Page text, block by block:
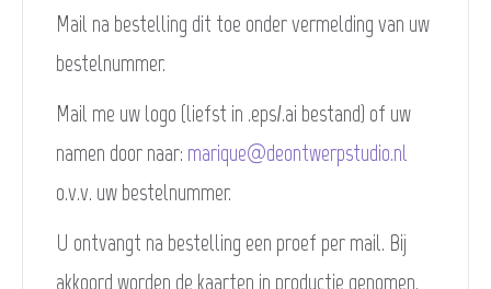
Mail na bestelling dit toe onder vermelding van uw
bestelnummer.
Mail me uw logo (liefst in .eps/.ai bestand) of uw
namen door naar: marique@deontwerpstudio.nl
o.v.v. uw bestelnummer.
U ontvangt na bestelling een proef per mail. Bij
akkoord worden de kaarten in productie genomen.